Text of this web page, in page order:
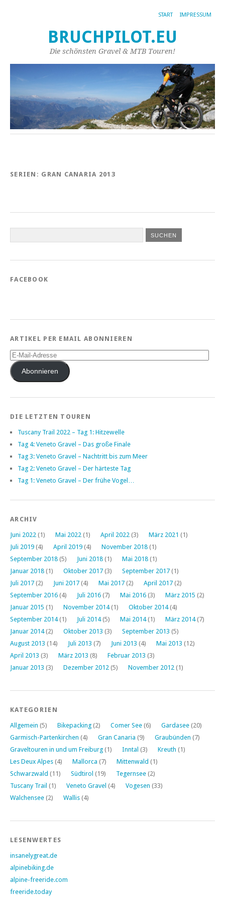
START IMPRESSUM
BRUCHPILOT.EU
Die schönsten Gravel & MTB Touren!
SERIEN: GRAN CANARIA 2013
FACEBOOK
ARTIKEL PER EMAIL ABONNIEREN
E-
Mail-
AdresseAbonnieren
DIE LETZTEN TOUREN
Tuscany Trail 2022 – Tag 1: Hitzewelle
Tag 4: Veneto Gravel – Das große Finale
Tag 3: Veneto Gravel – Nachtritt bis zum Meer
Tag 2: Veneto Gravel – Der härteste Tag
Tag 1: Veneto Gravel – Der frühe Vogel…
ARCHIV
Juni 2022 (1) Mai 2022 (1) April 2022 (3) März 2021 (1)
Juli 2019 (4) April 2019 (4) November 2018 (1)
September 2018 (5) Juni 2018 (1) Mai 2018 (1)
Januar 2018 (1) Oktober 2017 (3) September 2017 (1)
Juli 2017 (2) Juni 2017 (4) Mai 2017 (2) April 2017 (2)
September 2016 (4) Juli 2016 (7) Mai 2016 (3) März 2015 (2)
Januar 2015 (1) November 2014(1) Oktober 2014(4)
September 2014(1) Juli 2014(5) Mai 2014(1) März 2014(7)
Januar 2014(2) Oktober 2013 (3) September 2013 (5)
August 2013 (14) Juli 2013 (7) Juni 2013 (4) Mai 2013 (12)
April 2013 (3) März 2013 (8) Februar 2013 (3)
Januar 2013 (3) Dezember 2012 (5) November 2012 (1)
KATEGORIEN
Allgemein (5) Bikepacking (2) Comer See (6) Gardasee (20)
Garmisch-Partenkirchen (4) Gran Canaria (9) Graubünden (7)
Graveltouren in und um Freiburg (1) Inntal (3) Kreuth (1)
Les Deux Alpes (4) Mallorca (7) Mittenwald (1)
Schwarzwald (11) Südtirol (19) Tegernsee (2)
Tuscany Trail (1) Veneto Gravel (4) Vogesen (33)
Walchensee (2) Wallis (4)
LESENWERTES
insanelygreat.de
alpinebiking.de
alpine-freeride.com
freeride.today